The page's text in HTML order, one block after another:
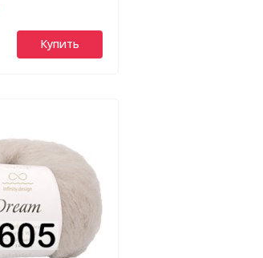
Купить